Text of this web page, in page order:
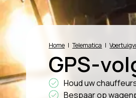
Home Telematica
GPS-
Houd uw
Bespaar op